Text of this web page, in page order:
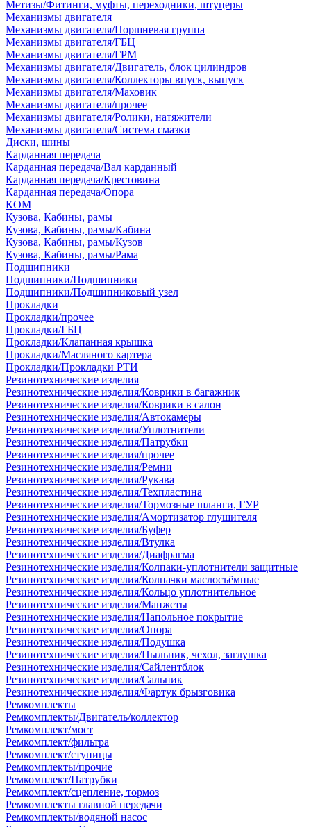
Метизы/Фитинги, муфты, переходники, штуцеры
Механизмы двигателя
Механизмы двигателя/Поршневая группа
Механизмы двигателя/ГБЦ
Механизмы двигателя/ГРМ
Механизмы двигателя/Двигатель, блок цилиндров
Механизмы двигателя/Коллекторы впуск, выпуск
Механизмы двигателя/Маховик
Механизмы двигателя/прочее
Механизмы двигателя/Ролики, натяжители
Механизмы двигателя/Система смазки
Диски, шины
Карданная передача
Карданная передача/Вал карданный
Карданная передача/Крестовина
Карданная передача/Опора
КОМ
Кузова, Кабины, рамы
Кузова, Кабины, рамы/Кабина
Кузова, Кабины, рамы/Кузов
Кузова, Кабины, рамы/Рама
Подшипники
Подшипники/Подшипники
Подшипники/Подшипниковый узел
Прокладки
Прокладки/прочее
Прокладки/ГБЦ
Прокладки/Клапанная крышка
Прокладки/Масляного картера
Прокладки/Прокладки РТИ
Резинотехнические изделия
Резинотехнические изделия/Коврики в багажник
Резинотехнические изделия/Коврики в салон
Резинотехнические изделия/Автокамеры
Резинотехнические изделия/Уплотнители
Резинотехнические изделия/Патрубки
Резинотехнические изделия/прочее
Резинотехнические изделия/Ремни
Резинотехнические изделия/Рукава
Резинотехнические изделия/Техпластина
Резинотехнические изделия/Тормозные шланги, ГУР
Резинотехнические изделия/Амортизатор глушителя
Резинотехнические изделия/Буфер
Резинотехнические изделия/Втулка
Резинотехнические изделия/Диафрагма
Резинотехнические изделия/Колпаки-уплотнители защитные
Резинотехнические изделия/Колпачки маслосъёмные
Резинотехнические изделия/Кольцо уплотнительное
Резинотехнические изделия/Манжеты
Резинотехнические изделия/Напольное покрытие
Резинотехнические изделия/Опора
Резинотехнические изделия/Подушка
Резинотехнические изделия/Пыльник, чехол, заглушка
Резинотехнические изделия/Сайлентблок
Резинотехнические изделия/Сальник
Резинотехнические изделия/Фартук брызговика
Ремкомплекты
Ремкомплекты/Двигатель/коллектор
Ремкомплект/мост
Ремкомплект/фильтра
Ремкомплект/ступицы
Ремкомплекты/прочие
Ремкомплект/Патрубки
Ремкомплект/сцепление, тормоз
Ремкомплекты главной передачи
Ремкомплекты/водяной насос